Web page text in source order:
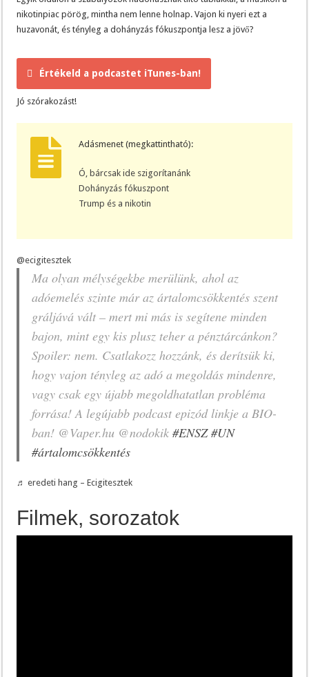
nikotinpiac pörög, mintha nem lenne holnap. Vajon ki nyeri ezt a
huzavonát, és tényleg a dohányzás fókuszpontja lesz a jövő?
Értékeld a podcastet iTunes-ban!
Jó szórakozást!
Adásmenet (megkattintható):
Ó, bárcsak ide szigorítanánk
Dohányzás fókuszpont
Trump és a nikotin
@ecigitesztek
Ma olyan mélységekbe merülünk, ahol az
adóemelés szinte már az ártalomcsökkentés szent
gráljává vált – mert mi más is segítene minden
bajon, mint egy kis plusz teher a pénztárcánkon?
Spoiler: nem. Csatlakozz hozzánk, és derítsük ki,
hogy vajon tényleg az adó a megoldás mindenre,
vagy csak egy újabb megoldhatatlan probléma
forrása! A legújabb podcast epizód linkje a BIO-
ban! @Vaper.hu @nodokik#ENSZ #UN
#ártalomcsökkentés
♬ eredeti hang – Ecigitesztek
Filmek, sorozatok